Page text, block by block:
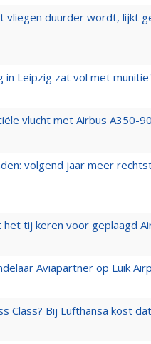
vliegen duurder wordt, lijkt
in Leipzig zat vol met munitie'
vlucht met Airbus A350-
volgend jaar meer
tij keren voor geplaagd
Aviapartner op Luik
Class? Bij Lufthansa kost